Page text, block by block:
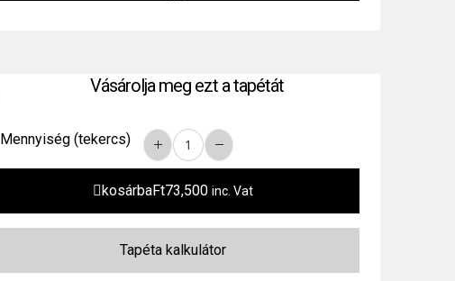
Vásárolja meg ezt a tapétát
Mennyiség (tekercs)
kosárbaFt73,500 inc. Vat